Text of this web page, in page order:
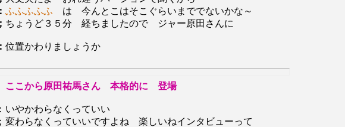
ふふふふふ は 今んとこはそこぐらいまででないかな～
ちょうど３５分 経ちましたので ジャー原田さんに
位置かわりましょうか
ここから原田祐馬さん 本格的に 登場
いやかわらなくっていい
変わらなくっていいですよね 楽しいねインタビューって